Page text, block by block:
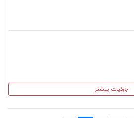
جزئیات بیشتر